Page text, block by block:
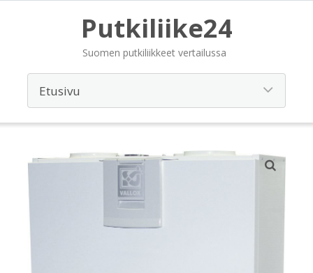
Putkiliike24
Suomen putkiliikkeet vertailussa